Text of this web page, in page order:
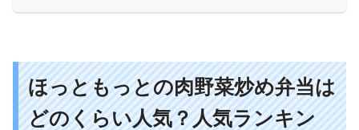
ほっともっとの肉野菜炒め弁当は
どのくらい人気？人気ランキン